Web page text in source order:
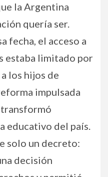
la Argentina
quería ser.
fecha, el acceso a
estaba limitado por
los hijos de
impulsada
educativo del país.
solo un decreto:
decisión